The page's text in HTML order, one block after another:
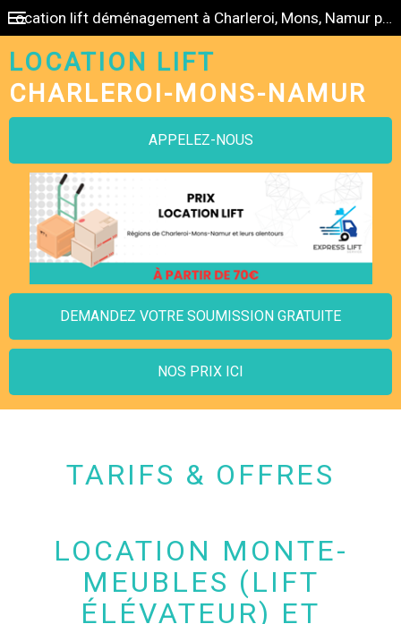
Location lift déménagement à Charleroi, Mons, Namur pas cher
LOCATION LIFT
CHARLEROI-MONS-NAMUR
APPELEZ-NOUS
DEMANDEZ VOTRE SOUMISSION GRATUITE
NOS PRIX ICI
TARIFS & OFFRES
LOCATION MONTE-
MEUBLES (LIFT
ÉLÉVATEUR) ET